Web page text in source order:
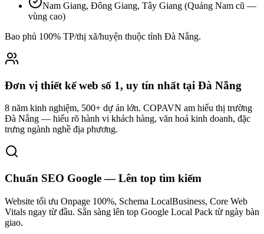
Nam Giang, Đông Giang, Tây Giang (Quảng Nam cũ —
vùng cao)
Bao phủ 100% TP/thị xã/huyện thuộc tỉnh Đà Nẵng.
Đơn vị thiết kế web số 1, uy tín nhất tại Đà Nẵng
8 năm kinh nghiệm, 500+ dự án lớn. COPAVN am hiểu thị trường
Đà Nẵng — hiểu rõ hành vi khách hàng, văn hoá kinh doanh, đặc
trưng ngành nghề địa phương.
Chuẩn SEO Google — Lên top tìm kiếm
Website tối ưu Onpage 100%, Schema LocalBusiness, Core Web
Vitals ngay từ đầu. Sẵn sàng lên top Google Local Pack từ ngày bàn
giao.